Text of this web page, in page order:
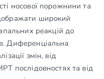
носової порожнини та
широкий
реакцій до
Диференціальна
змін, від
послідовностях та від